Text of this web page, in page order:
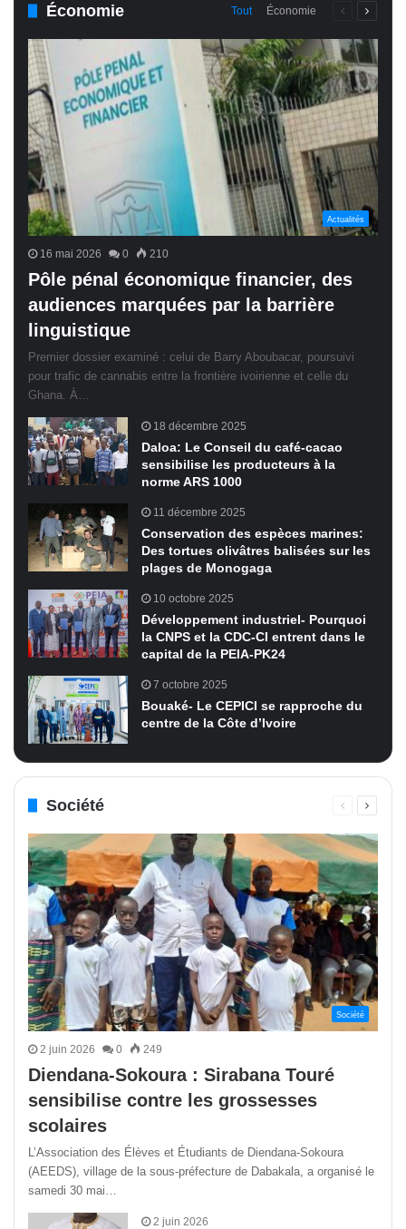
Économie Tout Économie
PagePage
Actualités
16 mai 2026 0 210
Pôle pénal économique financier, des
audiences marquées par la barrière
linguistique
Premier dossier examiné : celui de Barry Aboubacar, poursuivi
pour trafic de cannabis entre la frontière ivoirienne et celle du
Ghana. À…
18 décembre 2025
Daloa: Le Conseil du café-cacao
sensibilise les producteurs à la
norme ARS 1000
11 décembre 2025
Conservation des espèces marines:
Des tortues olivâtres balisées sur les
plages de Monogaga
10 octobre 2025
Développement industriel- Pourquoi
la CNPS et la CDC-CI entrent dans le
capital de la PEIA-PK24
7 octobre 2025
Bouaké- Le CEPICI se rapproche du
centre de la Côte d’Ivoire
Société
PagePage
Société
2 juin 2026 0 249
Diendana-Sokoura : Sirabana Touré
sensibilise contre les grossesses
scolaires
L’Association des Élèves et Étudiants de Diendana-Sokoura
(AEEDS), village de la sous-préfecture de Dabakala, a organisé le
samedi 30 mai…
2 juin 2026